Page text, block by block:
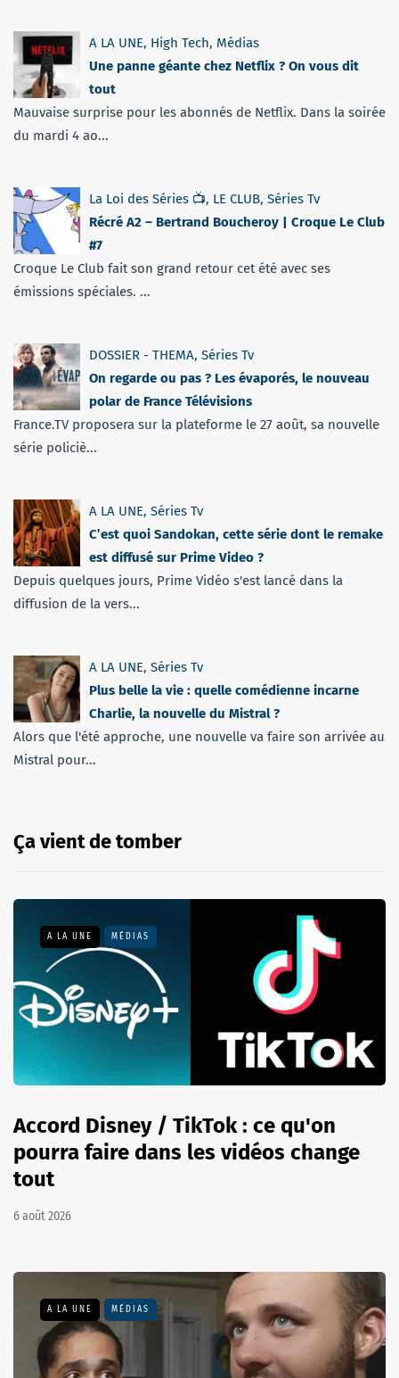
A LA UNE, High Tech, Médias
Une panne géante chez Netflix ? On vous dit
tout
Mauvaise surprise pour les abonnés de Netflix. Dans la soirée
du mardi 4 ao...
La Loi des Séries 📺, LE CLUB, Séries Tv
Récré A2 – Bertrand Boucheroy | Croque Le Club
#7
Croque Le Club fait son grand retour cet été avec ses
émissions spéciales. ...
DOSSIER - THEMA, Séries Tv
On regarde ou pas ? Les évaporés, le nouveau
polar de France Télévisions
France.TV proposera sur la plateforme le 27 août, sa nouvelle
série policiè...
A LA UNE, Séries Tv
C’est quoi Sandokan, cette série dont le remake
est diffusé sur Prime Video ?
Depuis quelques jours, Prime Vidéo s'est lancé dans la
diffusion de la vers...
A LA UNE, Séries Tv
Plus belle la vie : quelle comédienne incarne
Charlie, la nouvelle du Mistral ?
Alors que l'été approche, une nouvelle va faire son arrivée au
Mistral pour...
Ça vient de tomber
A LA UNE MÉDIAS
Accord Disney / TikTok : ce qu'on
pourra faire dans les vidéos change
tout
6 août 2026
A LA UNE MÉDIAS